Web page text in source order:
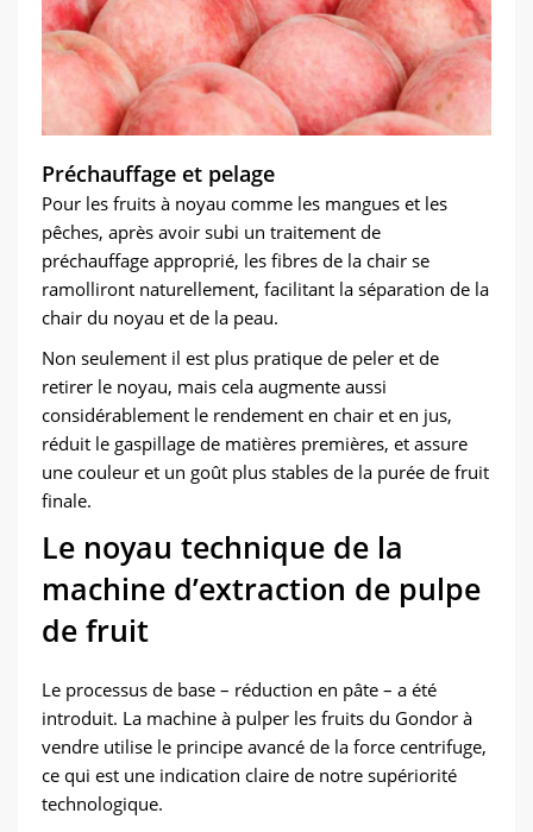
Préchauffage et pelage
Pour les fruits à noyau comme les mangues et les
pêches, après avoir subi un traitement de
préchauffage approprié, les fibres de la chair se
ramolliront naturellement, facilitant la séparation de la
chair du noyau et de la peau.
Non seulement il est plus pratique de peler et de
retirer le noyau, mais cela augmente aussi
considérablement le rendement en chair et en jus,
réduit le gaspillage de matières premières, et assure
une couleur et un goût plus stables de la purée de fruit
finale.
Le noyau technique de la
machine d’extraction de pulpe
de fruit
Le processus de base – réduction en pâte – a été
introduit. La machine à pulper les fruits du Gondor à
vendre utilise le principe avancé de la force centrifuge,
ce qui est une indication claire de notre supériorité
technologique.